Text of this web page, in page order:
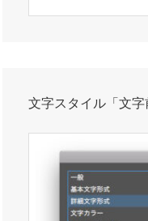
文字スタイル「文字